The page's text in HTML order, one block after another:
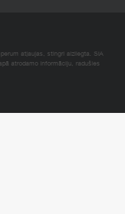
atļaujas, stingri aizliegta. SIA
atrodamo informāciju, radušies